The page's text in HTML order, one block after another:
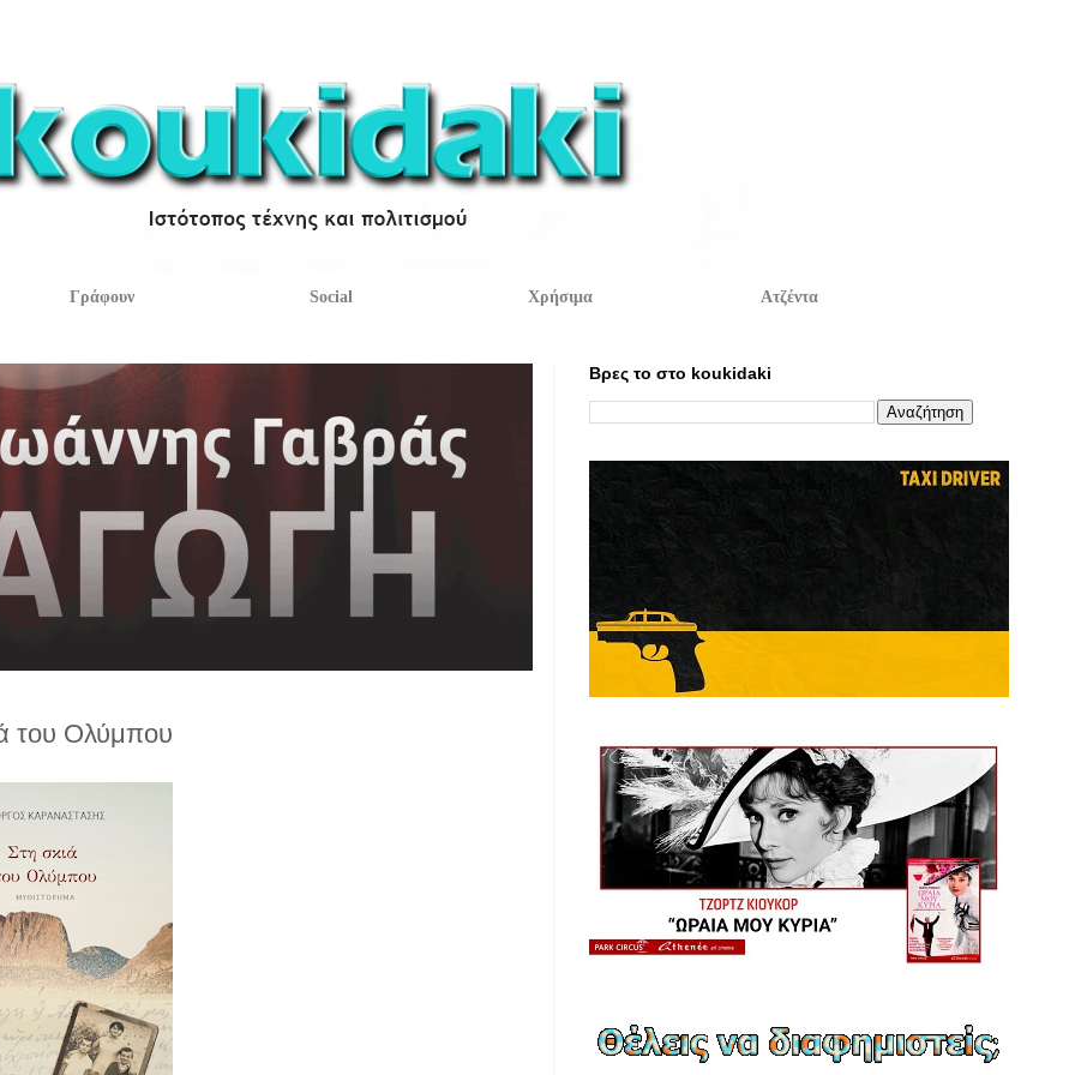
Γράφουν Social Χρήσιμα Ατζέντα
του Ολύμπου
Βρες το στο koukidaki